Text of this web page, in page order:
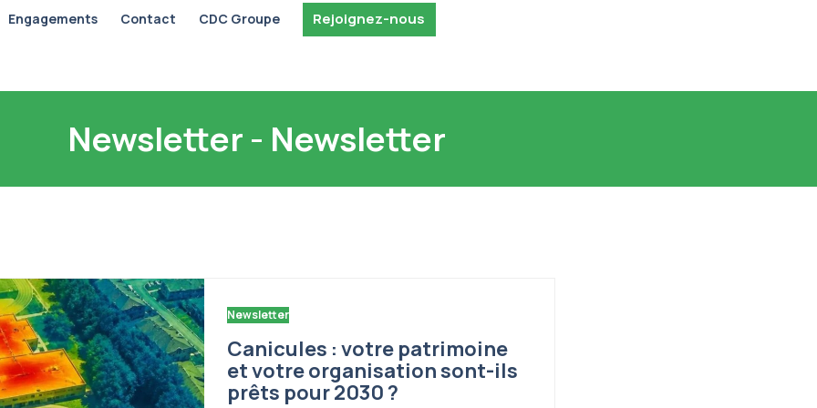
Engagements Contact CDC Groupe Rejoignez-nous
Newsletter - Newsletter
Newsletter
Canicules : votre patrimoine
et votre organisation sont-ils
prêts pour 2030 ?